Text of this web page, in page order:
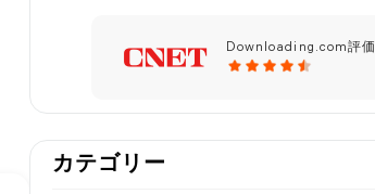
Downloading.com評価
カテゴリー